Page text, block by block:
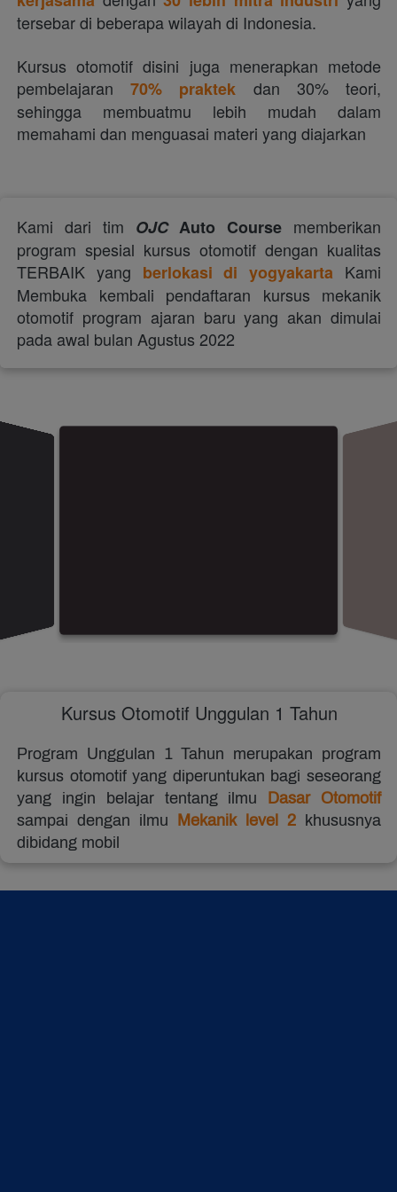
tersebar di beberapa wilayah di Indonesia.
Kursus otomotif disini juga menerapkan metode
pembelajaran 70% praktek dan 30% teori,
sehingga membuatmu lebih mudah dalam
memahami dan menguasai materi yang diajarkan
Kami dari tim OJC Auto Course memberikan
program spesial kursus otomotif dengan kualitas
TERBAIK yang berlokasi di yogyakarta Kami
Membuka kembali pendaftaran kursus mekanik
otomotif program ajaran baru yang akan dimulai
pada awal bulan Agustus 2022
Kursus Otomotif Unggulan 1 Tahun
Program Unggulan 1 Tahun merupakan program
kursus otomotif yang diperuntukan bagi seseorang
yang ingin belajar tentang ilmu
Dasar Otomotif
sampai dengan ilmu
Mekanik level 2 khususnya
dibidang mobil